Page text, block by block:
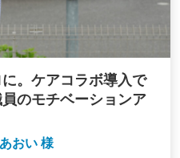
。ケアコラボ導入で
のモチベーションア
おい 様